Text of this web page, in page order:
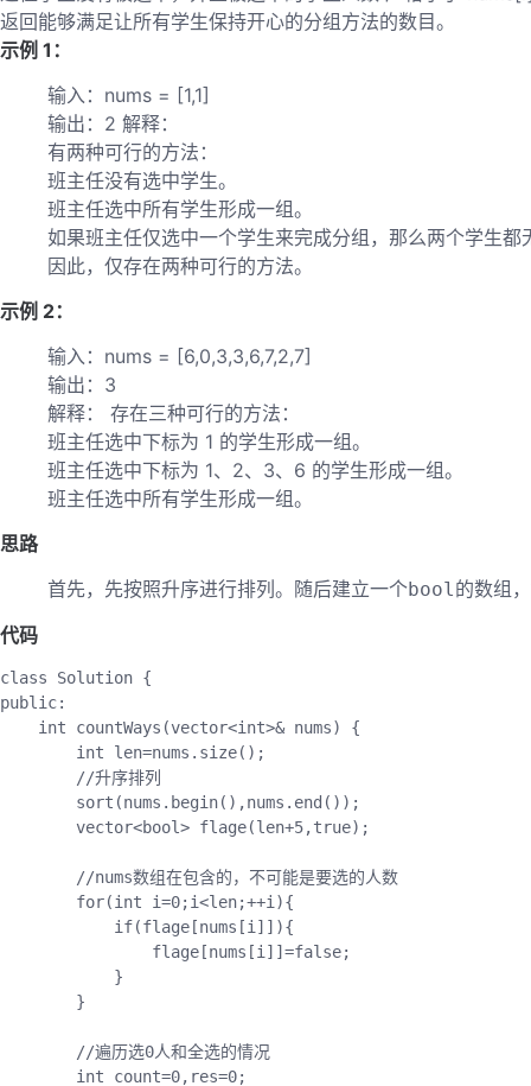
返回能够满足让所有学生保持开心的分组方法的数目。
示例 1：
输入：nums = [1,1]
输出：2 解释：
有两种可行的方法：
班主任没有选中学生。
班主任选中所有学生形成一组。
如果班主任仅选中一个学生来完成分组，那么两个学生都
因此，仅存在两种可行的方法。
示例 2：
输入：nums = [6,0,3,3,6,7,2,7]
输出：3
解释： 存在三种可行的方法：
班主任选中下标为 1 的学生形成一组。
班主任选中下标为 1、2、3、6 的学生形成一组。
班主任选中所有学生形成一组。
思路
首先，先按照升序进行排列。随后建立一个bool的数组
代码
class Solution {
public:
    int
countWays (vector<int>& nums)
{
        int len
=nums . size( ) ;
//升序排列
sort (nums . begin( ) ,nums . end ( ) ) ;
        vector
<bool> flage(len+5,true) ;
//nums数组在包含的，不可能是要选的人数
for(int i=0;i<len;++i ){
if(flage [nums [i ] ] ){
                flage
[nums [i ] ] =false;
}
}
//遍历选0人和全选的情况
        int count
=0, res=0;